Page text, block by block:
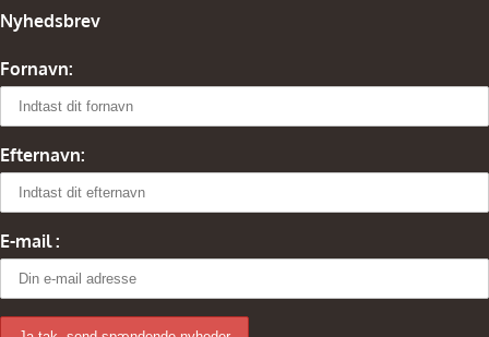
Nyhedsbrev
Fornavn:
Efternavn:
E-mail :